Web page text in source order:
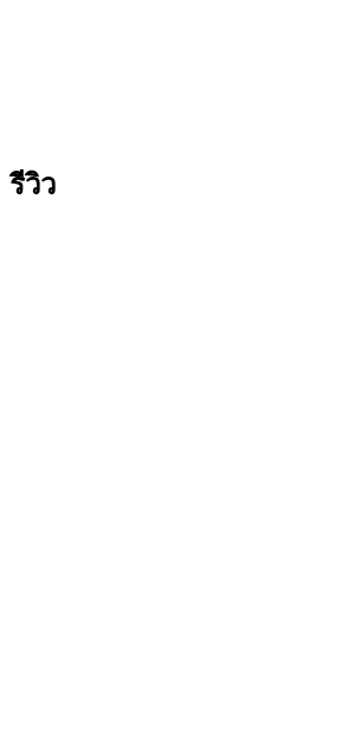
รีวิว